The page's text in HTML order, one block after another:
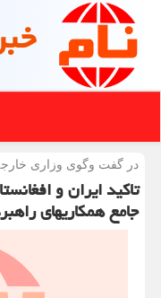
در گفت وگوی وزاری
تاكید ایران و
جامع همكاریهای